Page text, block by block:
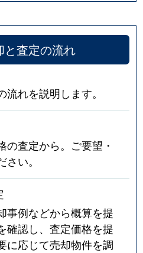
と査定の流れ
れを説明します。
の査定から。ご要望・
い。
事例などから概算を提
確認し、査定価格を提
に応じて売却物件を調